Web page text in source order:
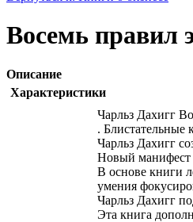
Восемь правил
Описание
Характеристики
Чарльз Дахигг
. Блистательные
Чарльз Дахигг
Новый манифест
В основе книги
умения
Чарльз Дахигг
Эта книга